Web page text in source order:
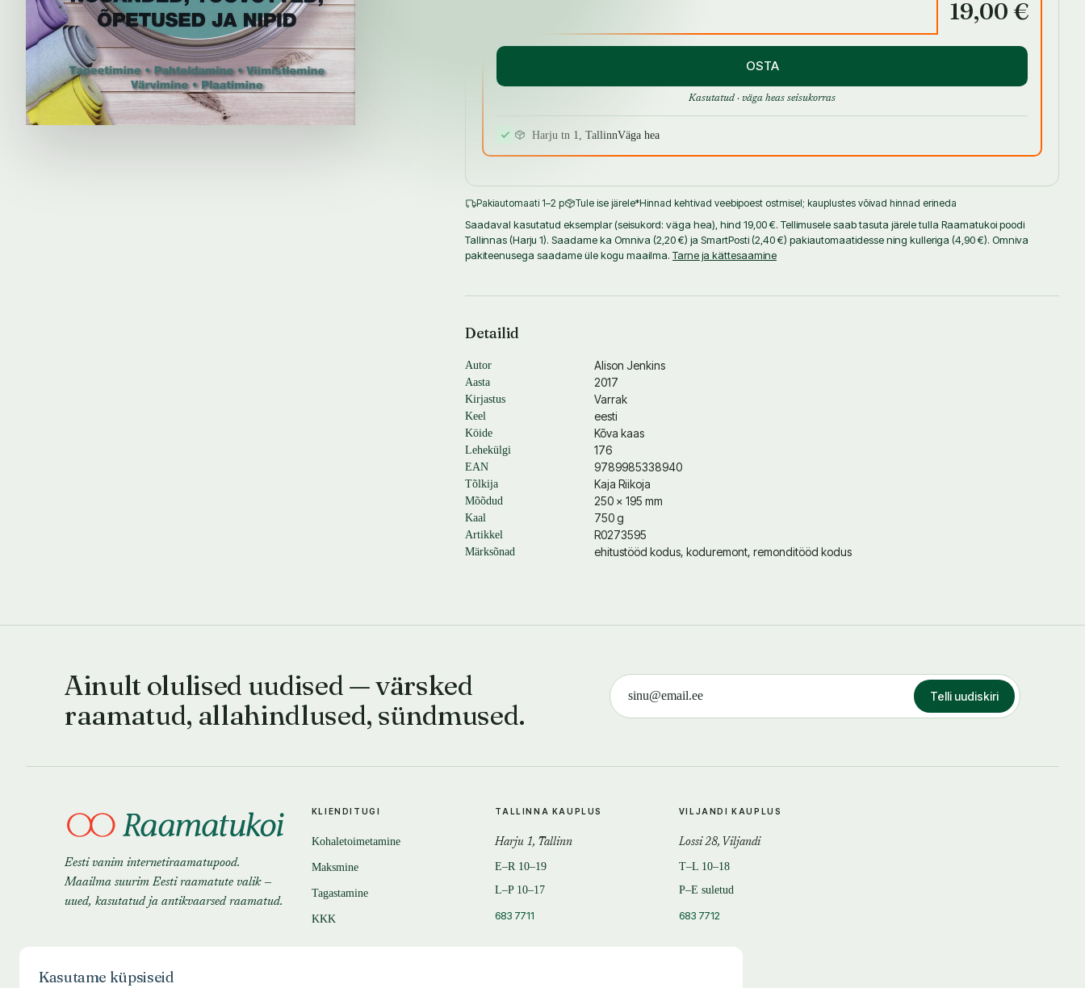
19,00 €
OSTA
Kasutatud · väga heas seisukorras
Harju tn 1, TallinnVäga hea
Pakiautomaati 1–2 p Tule ise järele*Hinnad kehtivad veebipoest ostmisel; kauplustes võivad hinnad erineda
Saadaval kasutatud eksemplar (seisukord: väga hea), hind 19,00 €. Tellimusele saab tasuta järele tulla Raamatukoi poodi
Tallinnas (Harju 1). Saadame ka Omniva (2,20 €) ja SmartPosti (2,40 €) pakiautomaatidesse ning kulleriga (4,90 €). Omniva
pakiteenusega saadame üle kogu maailma. Tarne ja kättesaamine
Detailid
Autor Alison Jenkins
Aasta 2017
Kirjastus Varrak
Keel eesti
Köide Kõva kaas
Lehekülgi 176
EAN 9789985338940
Tõlkija Kaja Riikoja
Mõõdud 250 × 195 mm
Kaal 750 g
Artikkel R0273595
Märksõnad ehitustööd kodus, koduremont, remonditööd kodus
Ainult olulised uudised — värsked
raamatud, allahindlused, sündmused.
Telli uudiskiri
Eesti vanim internetiraamatupood.
Maailma suurim Eesti raamatute valik —
uued, kasutatud ja antikvaarsed raamatud.
KLIENDITUGI
Kohaletoimetamine
Maksmine
Tagastamine
KKK
TALLINNA KAUPLUS
Harju 1, Tallinn
E–R 10–19
L–P 10–17
683 7711
VILJANDI KAUPLUS
Lossi 28, Viljandi
T–L 10–18
P–E suletud
683 7712
Kasutame küpsiseid